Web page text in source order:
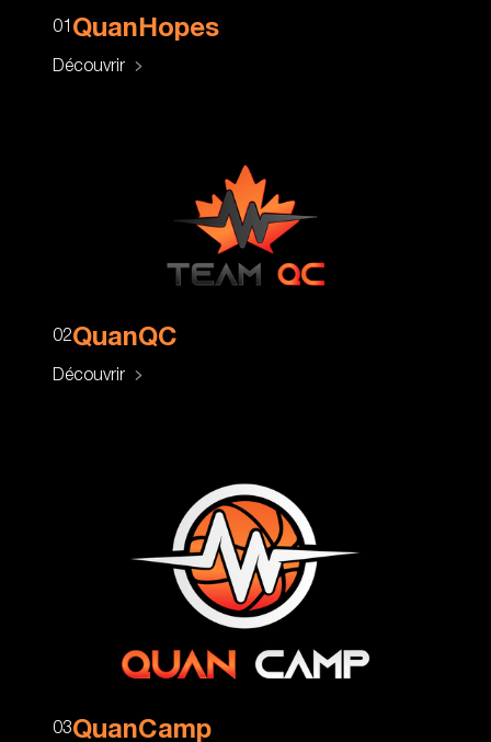
01 QuanHopes
Découvrir
02QuanQC
Découvrir
03QuanCamp